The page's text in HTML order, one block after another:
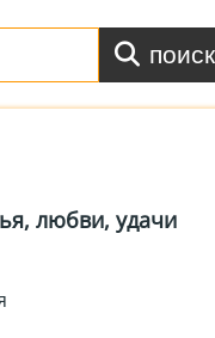
поиск
любви, удачи